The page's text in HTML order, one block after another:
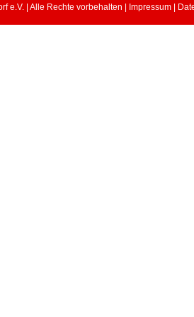
e.V. | Alle Rechte vorbehalten | Impressum|